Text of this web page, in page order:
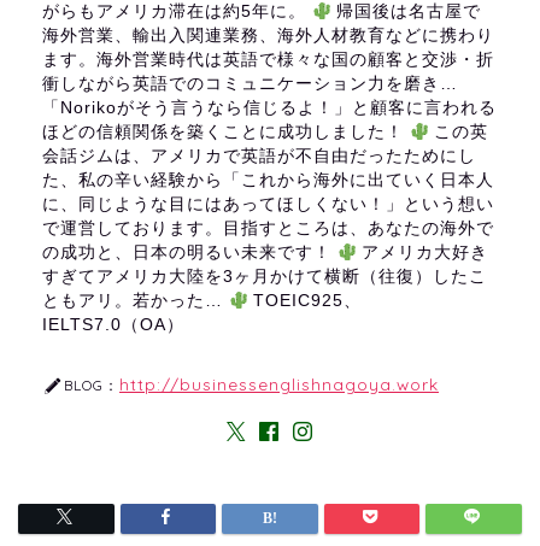
がらもアメリカ滞在は約5年に。
帰国後は名古屋で
海外営業、輸出入関連業務、海外人材教育などに携わり
ます。海外営業時代は英語で様々な国の顧客と交渉・折
衝しながら英語でのコミュニケーション力を磨き…
「Norikoがそう言うなら信じるよ！」と顧客に言われる
ほどの信頼関係を築くことに成功しました！
この英
会話ジムは、アメリカで英語が不自由だったためにし
た、私の辛い経験から「これから海外に出ていく日本人
に、同じような目にはあってほしくない！」という想い
で運営しております。目指すところは、あなたの海外で
の成功と、日本の明るい未来です！
アメリカ大好き
すぎてアメリカ大陸を3ヶ月かけて横断（往復）したこ
ともアリ。若かった…
TOEIC925、
IELTS7.0（OA）
BLOG： http://businessenglishnagoya.work